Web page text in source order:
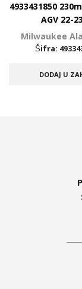
4933431850
AGV 22-
Milwaukee
Šifra:
DODAJ U